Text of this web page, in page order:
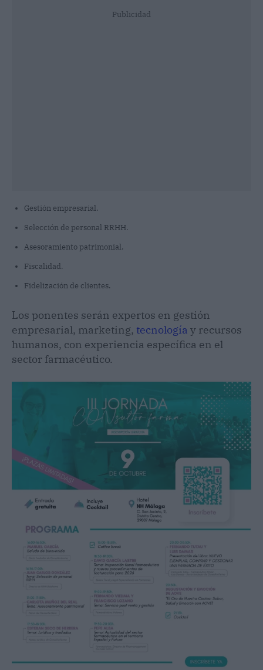
Publicidad
Gestión empresarial.
Selección de personal RRHH.
Asesoramiento patrimonial.
Fiscalidad.
Fidelización de clientes.
Los ponentes serán expertos en gestión
empresarial, marketing, tecnología y recursos
humanos, con experiencia específica en el
sector farmacéutico.